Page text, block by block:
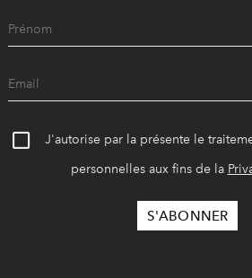
J'autorise par la présente le
personnelles aux fins de la